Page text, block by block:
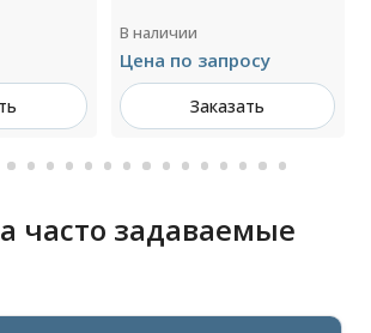
В наличии
Цена по запросу
Заказать
часто задаваемые